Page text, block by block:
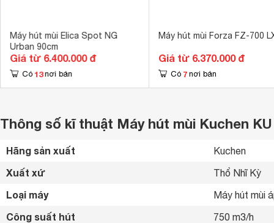
Máy hút mùi Elica Spot NG
Urban 90cm
Giá từ 6.400.000 đ
Có 13 nơi bán
Máy hút mùi Forza FZ-700
Giá từ 6.370.000 đ
Có 7 nơi bán
Thông số kĩ thuật Máy hút mùi Kuchen
Hãng sản xuất Kuchen
Xuất xứ Thổ Nhĩ Kỳ
Loại máy Máy hút mùi
Công suất hút 750 m3/h